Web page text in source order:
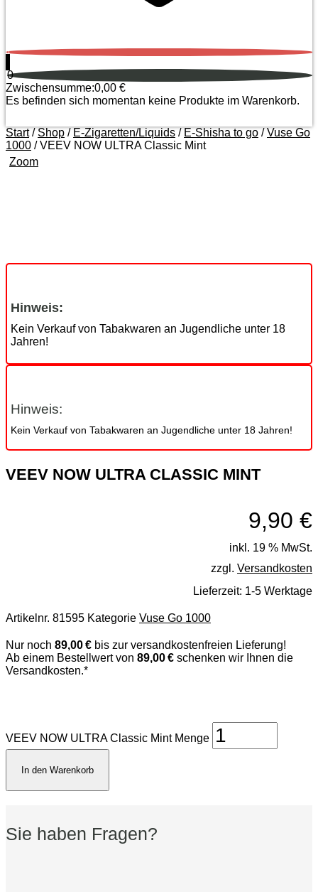
0
0
Zwischensumme:0,00 €
Es befinden sich momentan keine Produkte im Warenkorb.
Start/ Shop / E-Zigaretten/Liquids / E-Shisha to go /Vuse Go
1000 / VEEV NOW ULTRA Classic Mint
Zoom
Hinweis:
Kein Verkauf von Tabakwaren an Jugendliche unter 18
Jahren!
Hinweis:
Kein Verkauf von Tabakwaren an Jugendliche unter 18 Jahren!
VEEV NOW ULTRA CLASSIC MINT
9,90 €
inkl. 19 % MwSt.
zzgl. Versandkosten
Lieferzeit: 1-5 Werktage
Artikelnr. 81595 Kategorie Vuse Go 1000
Nur noch 89,00 € bis zur versandkostenfreien Lieferung!
Ab einem Bestellwert von 89,00 € schenken wir Ihnen die
Versandkosten.*
VEEV NOW ULTRA Classic Mint Menge
In den Warenkorb
Sie haben Fragen?